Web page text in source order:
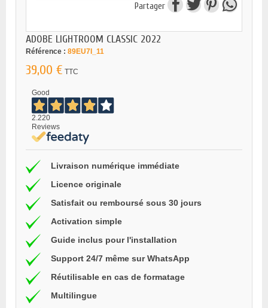
Partager
ADOBE LIGHTROOM CLASSIC 2022
Référence : 89EU7I_11
39,00 € TTC
Good
2.220
Reviews
Livraison numérique immédiate
Licence originale
Satisfait ou remboursé sous 30 jours
Activation simple
Guide inclus pour l'installation
Support 24/7 même sur WhatsApp
Réutilisable en cas de formatage
Multilingue